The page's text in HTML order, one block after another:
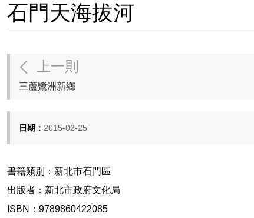
石門天海拔河
上一則
三蘆鷺洲新鄉
日期： 2015-02-25
書籍類別：新北市石門區
出版者：新北市政府文化局
ISBN：9789860422085